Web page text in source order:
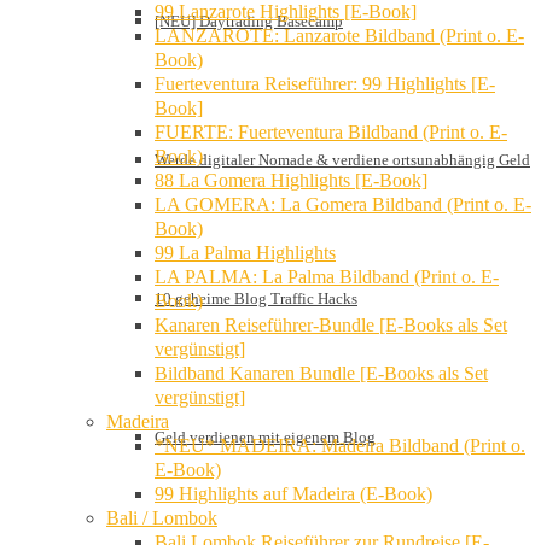
[NEU] Daytrading Basecamp
Werde digitaler Nomade & verdiene ortsunabhängig Geld
10 geheime Blog Traffic Hacks
Geld verdienen mit eigenem Blog
99 Lanzarote Highlights [E-Book]
LANZAROTE: Lanzarote Bildband (Print o. E-
Book)
Fuerteventura Reiseführer: 99 Highlights [E-
Book]
FUERTE: Fuerteventura Bildband (Print o. E-
Book)
88 La Gomera Highlights [E-Book]
LA GOMERA: La Gomera Bildband (Print o. E-
Book)
99 La Palma Highlights
LA PALMA: La Palma Bildband (Print o. E-
Book)
Kanaren Reiseführer-Bundle [E-Books als Set
vergünstigt]
Bildband Kanaren Bundle [E-Books als Set
vergünstigt]
Madeira
*NEU* MADEIRA: Madeira Bildband (Print o.
E-Book)
99 Highlights auf Madeira (E-Book)
Bali / Lombok